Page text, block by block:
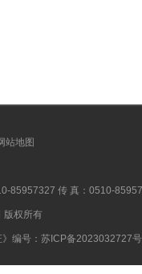
站地图
85957327 传 真：0510-
版权所有
编号： 苏ICP备2023032727